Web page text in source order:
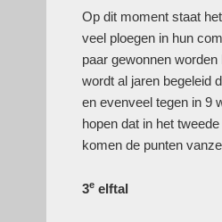
Op dit moment staat
veel ploegen in hun
paar gewonnen
wordt al jaren begeleid
en evenveel tegen in 9
hopen dat in het
komen de punten
3e elftal